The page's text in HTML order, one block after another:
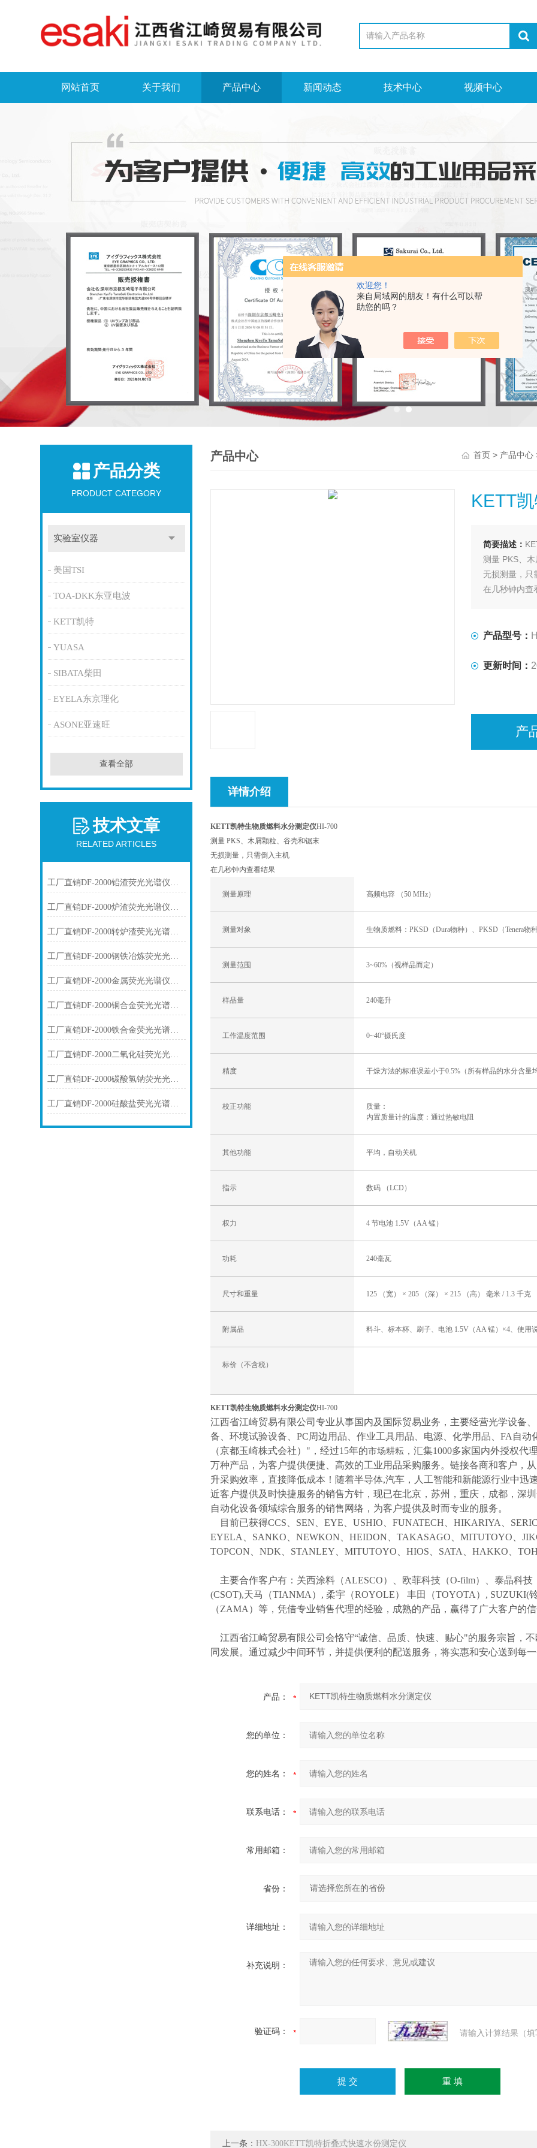
欢迎您！
来自局域网的朋友！有什么可以帮
助您的吗？
网站首页 关于我们 产品中心 新闻动态 技术中心 视频中心
产品分类
PRODUCT CATEGORY
实验室仪器
美国TSI
TOA-DKK东亚电波
KETT凯特
YUASA
SIBATA柴田
EYELA东京理化
ASONE亚速旺
查看全部
技术文章
RELATED ARTICLES
工厂直销DF-2000铅渣荧光光谱仪技术参数
工厂直销DF-2000炉渣荧光光谱仪技术参数
工厂直销DF-2000转炉渣荧光光谱仪技术参数
工厂直销DF-2000钢铁冶炼荧光光谱仪技术参数
工厂直销DF-2000金属荧光光谱仪技术参数
工厂直销DF-2000铜合金荧光光谱仪技术参数
工厂直销DF-2000铁合金荧光光谱仪技术参数
工厂直销DF-2000二氧化硅荧光光谱仪技术参数
工厂直销DF-2000碳酸氢钠荧光光谱仪技术参数
工厂直销DF-2000硅酸盐荧光光谱仪技术参数
产品中心 首页> 产品中心
KETT
简要描述：
测量 PKS、
无损测量，只
在几秒钟内查
产品型号：
更新时间：
产
详情介绍
KETT凯特生物质燃料水分测定仪HI-700
测量 PKS、木屑颗粒、谷壳和锯末
无损测量，只需倒入主机
在几秒钟内查看结果
测量原理 高频电容 （50 MHz）
测量对象 生物质燃料：PKSD（Dura物种）、PKSD（Tenera
测量范围 3~60%（视样品而定）
样品量 240毫升
工作温度范围 0~40°摄氏度
精度 干燥方法的标准误差小于0.5%（所有样品的水分含量
校正功能
质量：
内置质量计的温度：通过热敏电阻
其他功能 平均，自动关机
指示 数码 （LCD）
权力 4 节电池 1.5V（AA 锰）
功耗 240毫瓦
尺寸和重量 125 （宽） × 205 （深） × 215 （高） 毫米 / 1.3 千克
附属品 料斗、标本杯、刷子、电池 1.5V（AA 锰）×4、使用
标价（不含税）
KETT凯特生物质燃料水分测定仪HI-700
江西省江崎贸易有限公司专业从事国内及国际贸易业务，主要经营光学设备
备、环境试验设备、PC周边用品、作业工具用品、电源、化学用品、FA自
（京都玉崎株式会社）"，经过15年的市场耕耘 ，汇集1000多家国内外授权代
万种产品，为客户提供便捷、高效的工业用品采购服务。链接各商和客户，
升采购效率，直接降低成本！随着半导体,汽车，人工智能和新能源行业中迅
近客户提供及时快捷服务的销售方针，现已在北京，苏州，重庆，成都，深
自动化设备领域综合服务的销售网络，为客户提供及时而专业的服务。
目前已获得CCS、SEN、EYE、USHIO、FUNATECH、HIKARIYA、
EYELA、SANKO、NEWKON、HEIDON、TAKASAGO、MITUTOYO、
TOPCON、NDK、STANLEY、MITUTOYO、HIOS、SATA、HAKKO、
主要合作客户有：关西涂料（ALESCO）、欧菲科技（O-film）、泰晶科
(CSOT),天马（TIANMA）, 柔宇（ROYOLE） 丰田（TOYOTA）, SUZUKI(
（ZAMA）等，凭借专业销售代理的经验，成熟的产品，赢得了广大客户
江西省江崎贸易有限公司会恪守“诚信、品质、快速、贴心"的服务宗旨，
同发展。通过减少中间环节，并提供便利的配送服务，将实惠和安心送到每
产品：
您的单位：
您的姓名：
联系电话：
常用邮箱：
省份：
详细地址：
补充说明：
验证码： 请输入计算结果（
上一条： HX-300KETT凯特折叠式快速水份测定仪